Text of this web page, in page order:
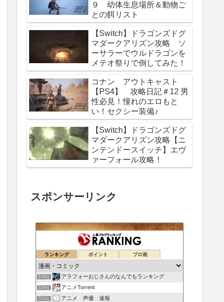
９ 幼体生息場所＆動物ご
との餌リスト
【Switch】ドラゴンズドグ
マダークアリズン攻略 ソ
ーサラーでウルドラゴンを
メテオ祭りで倒してみた！
コナン アウトキャスト
【PS4】 攻略日記＃12 男
性必見！憧れのエロもと
い！セクシー装備♪
【Switch】ドラゴンズドグ
マダークアリズン攻略【ニ
ンテンドースイッチ】エヴ
ァーフォール攻略！
スポンサーリンク
ランキング ポイント ブロ画
319位 アラフォーおじさんのなんでもランキング
320位 アニメTorrent
321位 アニメ 声優 速報